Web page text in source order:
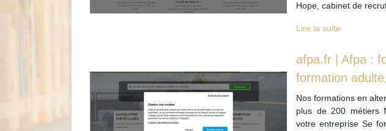
Hope, cabinet de
Lire la suite
afpa.fr | Afpa :
formation
Nos formations en
plus de 200 métiers
votre entreprise Se